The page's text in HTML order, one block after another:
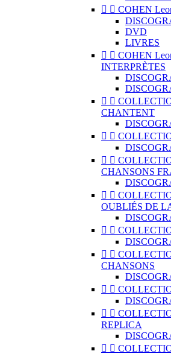
  COHEN
DVD
LIVRES
  COHEN
INTERPRÈTES
 
CHANTENT
 
 
CHANSONS
 
OUBLIÉS DE
 
 
CHANSONS
 
 
REPLICA
 